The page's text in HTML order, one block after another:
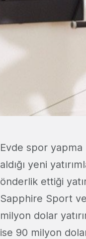
Evde spor
aldığı yeni
önderlik ettiği
Sapphire Sport
milyon dolar
ise 90 milyon